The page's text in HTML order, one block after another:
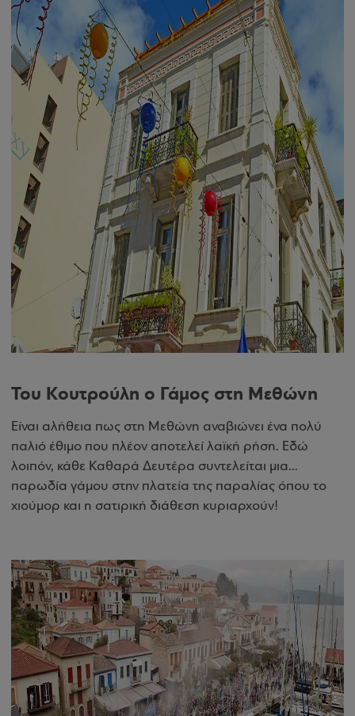
Του Κουτρούλη ο Γάμος στη Μεθώνη
Είναι αλήθεια πως στη Μεθώνη αναβιώνει ένα πολύ
παλιό έθιμο που πλέον αποτελεί λαϊκή ρήση. Εδώ
λοιπόν, κάθε Καθαρά Δευτέρα συντελείται μια...
παρωδία γάμου στην πλατεία της παραλίας όπου το
χιούμορ και η σατιρική διάθεση κυριαρχούν!